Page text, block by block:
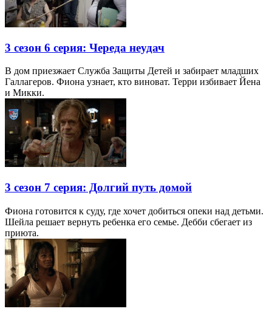
3 сезон 6 серия: Череда неудач
В дом приезжает Служба Защиты Детей и забирает младших
Галлагеров. Фиона узнает, кто виноват. Терри избивает Йена
и Микки.
3 сезон 7 серия: Долгий путь домой
Фиона готовится к суду, где хочет добиться опеки над детьми.
Шейла решает вернуть ребенка его семье. Дебби сбегает из
приюта.